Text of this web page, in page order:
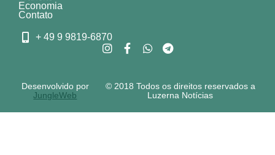
Economia
Contato
+ 49 9 9819-6870
© 2018 Todos os direitos reservados a
Luzerna Notícias
Desenvolvido por
JungleWeb